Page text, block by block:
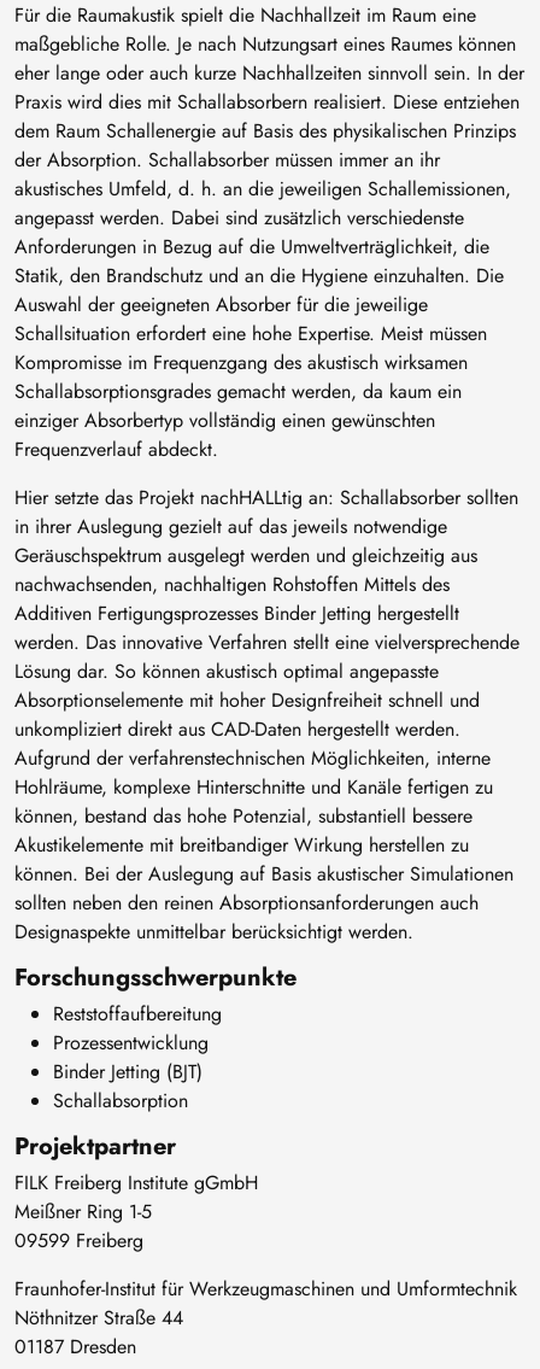
Für die Raumakustik spielt die Nachhallzeit im Raum eine
maßgebliche Rolle. Je nach Nutzungsart eines Raumes können
eher lange oder auch kurze Nachhallzeiten sinnvoll sein. In der
Praxis wird dies mit Schallabsorbern realisiert. Diese entziehen
dem Raum Schallenergie auf Basis des physikalischen Prinzips
der Absorption. Schallabsorber müssen immer an ihr
akustisches Umfeld, d. h. an die jeweiligen Schallemissionen,
angepasst werden. Dabei sind zusätzlich verschiedenste
Anforderungen in Bezug auf die Umweltverträglichkeit, die
Statik, den Brandschutz und an die Hygiene einzuhalten. Die
Auswahl der geeigneten Absorber für die jeweilige
Schallsituation erfordert eine hohe Expertise. Meist müssen
Kompromisse im Frequenzgang des akustisch wirksamen
Schallabsorptionsgrades gemacht werden, da kaum ein
einziger Absorbertyp vollständig einen gewünschten
Frequenzverlauf abdeckt.
Hier setzte das Projekt nachHALLtig an: Schallabsorber sollten
in ihrer Auslegung gezielt auf das jeweils notwendige
Geräuschspektrum ausgelegt werden und gleichzeitig aus
nachwachsenden, nachhaltigen Rohstoffen Mittels des
Additiven Fertigungsprozesses Binder Jetting hergestellt
werden. Das innovative Verfahren stellt eine vielversprechende
Lösung dar. So können akustisch optimal angepasste
Absorptionselemente mit hoher Designfreiheit schnell und
unkompliziert direkt aus CAD-Daten hergestellt werden.
Aufgrund der verfahrenstechnischen Möglichkeiten, interne
Hohlräume, komplexe Hinterschnitte und Kanäle fertigen zu
können, bestand das hohe Potenzial, substantiell bessere
Akustikelemente mit breitbandiger Wirkung herstellen zu
können. Bei der Auslegung auf Basis akustischer Simulationen
sollten neben den reinen Absorptionsanforderungen auch
Designaspekte unmittelbar berücksichtigt werden.
Forschungsschwerpunkte
Reststoffaufbereitung
Prozessentwicklung
Binder Jetting (BJT)
Schallabsorption
Projektpartner
FILK Freiberg Institute gGmbH
Meißner Ring 1-5
09599 Freiberg
Fraunhofer-Institut für Werkzeugmaschinen und Umformtechnik
Nöthnitzer Straße 44
01187 Dresden